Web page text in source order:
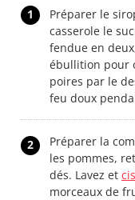
1
Préparer le
casserole le
fendue en
ébullition pour
poires par le
feu doux
2
Préparer la
les pommes,
dés. Lavez et
morceaux de